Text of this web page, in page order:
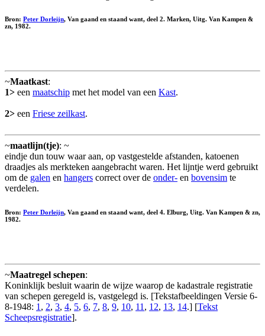
Bron: Peter Dorleijn, Van gaand en staand want, deel 2. Marken, Uitg. Van Kampen &
zn, 1982.
~Maatkast:
1> een maatschip met het model van een Kast.
2> een Friese zeilkast.
~maatlijn(tje): ~
eindje dun touw waar aan, op vastgestelde afstanden, katoenen
draadjes als merkteken aangebracht waren. Het lijntje werd gebruikt
om de galen en hangers correct over de onder- en bovensim te
verdelen.
Bron: Peter Dorleijn, Van gaand en staand want, deel 4. Elburg, Uitg. Van Kampen & zn,
1982.
~Maatregel schepen:
Koninklijk besluit waarin de wijze waarop de kadastrale registratie
van schepen geregeld is, vastgelegd is. [Tekstafbeeldingen Versie 6-
8-1948: 1 , 2, 3, 4, 5, 6, 7, 8, 9, 10, 11 , 12, 13, 14.] [Tekst
Scheepsregistratie].